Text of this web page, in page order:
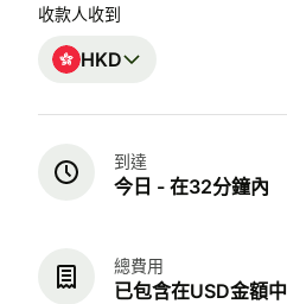
收款人收到
HKD
到達
今日 - 在32分鐘內
總費用
已包含在USD金額中